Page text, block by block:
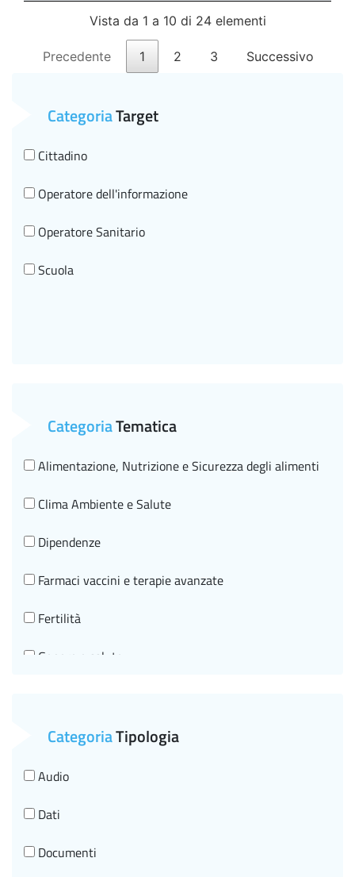
Vista da 1 a 10 di 24 elementi
Precedente 1 2 3 Successivo
CategoriaTarget
Cittadino
Operatore dell'informazione
Operatore Sanitario
Scuola
CategoriaTematica
Alimentazione, Nutrizione e Sicurezza degli alimenti
Clima Ambiente e Salute
Dipendenze
Farmaci vaccini e terapie avanzate
Fertilità
Genere e salute
Malattie croniche e invecchiamento in salute
Malattie infettive HIV
Malattie neurologiche
Malattie Rare
CategoriaTipologia
Audio
Dati
Documenti